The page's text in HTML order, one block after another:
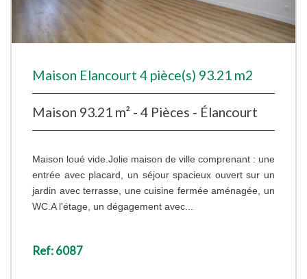
Maison Elancourt 4 pièce(s) 93.21 m2
Maison 93.21 m² - 4 Pièces - Élancourt
Maison loué vide.Jolie maison de ville comprenant : une
entrée avec placard, un séjour spacieux ouvert sur un
jardin avec terrasse, une cuisine fermée aménagée, un
WC.A l'étage, un dégagement avec...
Ref: 6087